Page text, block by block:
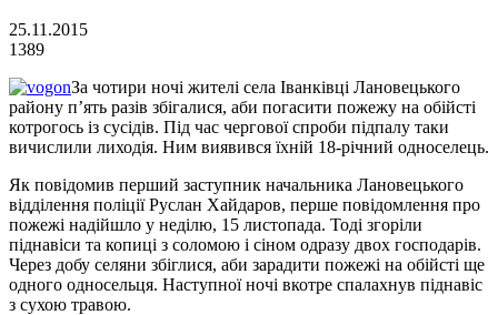
25.11.2015
1389
За чотири ночі жителі села Іванківці Лановецького
району п’ять разів збігалися, аби погасити пожежу на обійсті
котрогось із сусідів. Під час чергової спроби підпалу таки
вичислили лиходія. Ним виявився їхній 18-річний односелець.
Як повідомив перший заступник начальника Лановецького
відділення поліції Руслан Хайдаров, перше повідомлення про
пожежі надійшло у неділю, 15 листопада. Тоді згоріли
піднавіси та копиці з соломою і сіном одразу двох господарів.
Через добу селяни збіглися, аби зарадити пожежі на обійсті ще
одного односельця. Наступної ночі вкотре спалахнув піднавіс
з сухою травою.